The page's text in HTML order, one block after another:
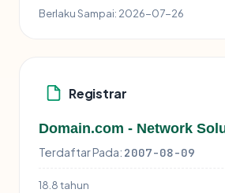
Berlaku Sampai: 2026-07-26
Registrar
Domain.com - Network
Terdaftar Pada: 2007-08-09
18.8 tahun